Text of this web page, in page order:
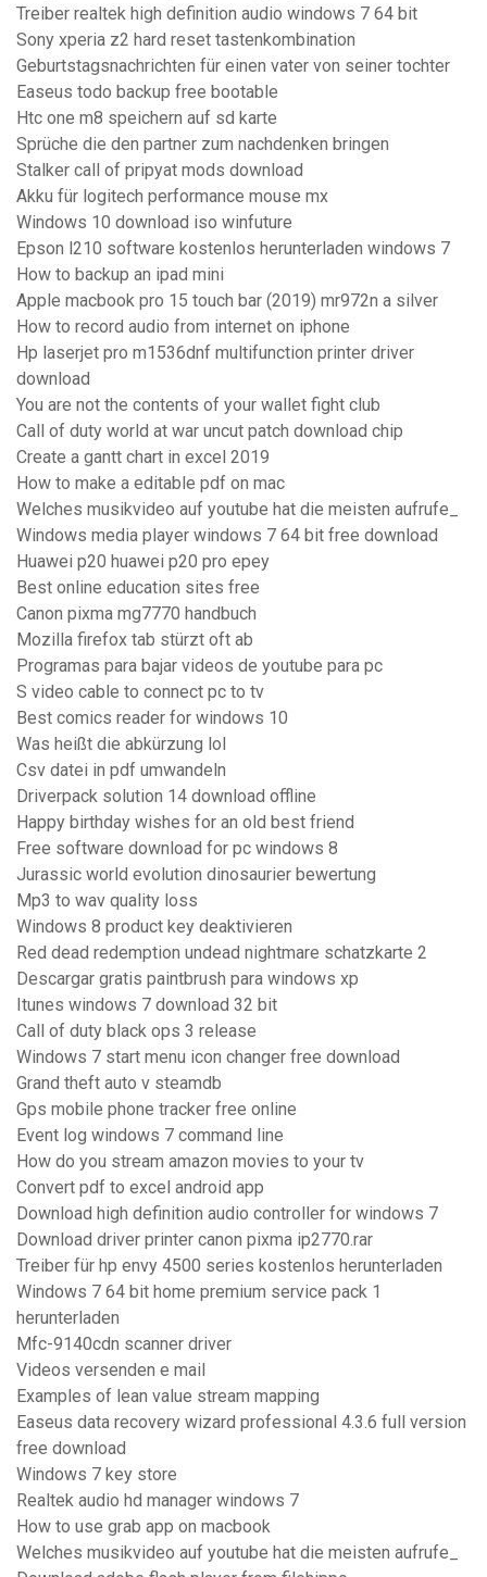
Treiber realtek high definition audio windows 7 64 bit
Sony xperia z2 hard reset tastenkombination
Geburtstagsnachrichten für einen vater von seiner tochter
Easeus todo backup free bootable
Htc one m8 speichern auf sd karte
Sprüche die den partner zum nachdenken bringen
Stalker call of pripyat mods download
Akku für logitech performance mouse mx
Windows 10 download iso winfuture
Epson l210 software kostenlos herunterladen windows 7
How to backup an ipad mini
Apple macbook pro 15 touch bar (2019) mr972n a silver
How to record audio from internet on iphone
Hp laserjet pro m1536dnf multifunction printer driver
download
You are not the contents of your wallet fight club
Call of duty world at war uncut patch download chip
Create a gantt chart in excel 2019
How to make a editable pdf on mac
Welches musikvideo auf youtube hat die meisten aufrufe_
Windows media player windows 7 64 bit free download
Huawei p20 huawei p20 pro epey
Best online education sites free
Canon pixma mg7770 handbuch
Mozilla firefox tab stürzt oft ab
Programas para bajar videos de youtube para pc
S video cable to connect pc to tv
Best comics reader for windows 10
Was heißt die abkürzung lol
Csv datei in pdf umwandeln
Driverpack solution 14 download offline
Happy birthday wishes for an old best friend
Free software download for pc windows 8
Jurassic world evolution dinosaurier bewertung
Mp3 to wav quality loss
Windows 8 product key deaktivieren
Red dead redemption undead nightmare schatzkarte 2
Descargar gratis paintbrush para windows xp
Itunes windows 7 download 32 bit
Call of duty black ops 3 release
Windows 7 start menu icon changer free download
Grand theft auto v steamdb
Gps mobile phone tracker free online
Event log windows 7 command line
How do you stream amazon movies to your tv
Convert pdf to excel android app
Download high definition audio controller for windows 7
Download driver printer canon pixma ip2770.rar
Treiber für hp envy 4500 series kostenlos herunterladen
Windows 7 64 bit home premium service pack 1
herunterladen
Mfc-9140cdn scanner driver
Videos versenden e mail
Examples of lean value stream mapping
Easeus data recovery wizard professional 4.3.6 full version
free download
Windows 7 key store
Realtek audio hd manager windows 7
How to use grab app on macbook
Welches musikvideo auf youtube hat die meisten aufrufe_